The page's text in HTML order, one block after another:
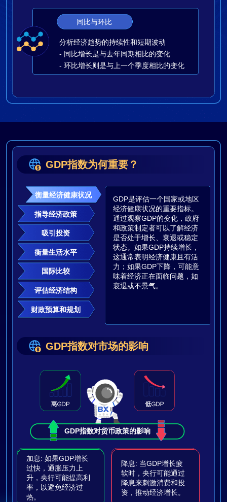
同比与环比
分析经济趋势的持续性和短期波动
- 同比增长是与去年同期相比的变化
- 环比增长则是与上一个季度相比的变化
GDP指数为何重要？
衡量经济健康状况
指导经济政策
吸引投资
衡量生活水平
国际比较
评估经济结构
财政预算和规划
GDP是评估一个国家或地区
经济健康状况的重要指标。
通过观察GDP的变化，政府
和政策制定者可以了解经济
是否处于增长、衰退或稳定
状态。如果GDP持续增长，
这通常表明经济健康且有活
力；如果GDP下降，可能意
味着经济正在面临问题，如
衰退或不景气。
GDP指数对市场的影响
加息: 如果GDP增长
过快，通胀压力上
升，央行可能提高利
率，以避免经济过
热。
GDP指数对货币政策的影响
降息: 当GDP增长疲
软时，央行可能通过
降息来刺激消费和投
资，推动经济增长。